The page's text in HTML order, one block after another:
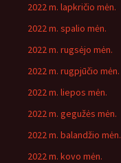
2022 m. lapkričio mėn.
2022 m. spalio mėn.
2022 m. rugsėjo mėn.
2022 m. rugpjūčio mėn.
2022 m. liepos mėn.
2022 m. gegužės mėn.
2022 m. balandžio mėn.
2022 m. kovo mėn.